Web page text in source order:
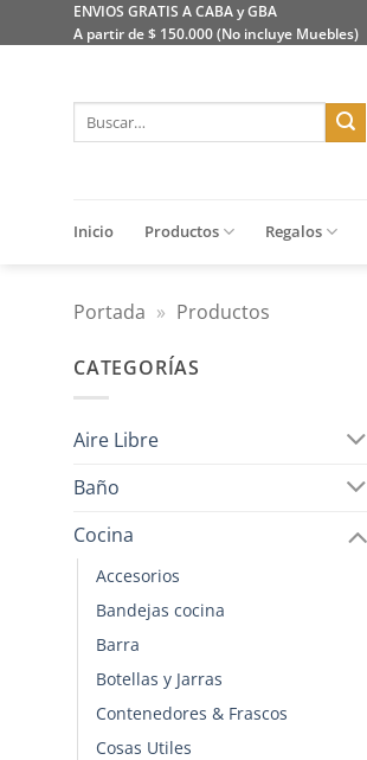
al
ENVIOS GRATIS A CABA y GBA
A partir de $ 150.000 (No incluye Muebles)
Buscar
Inicio Productos Regalos
Portada » Productos
CATEGORÍAS
Aire Libre
Baño
Cocina
Accesorios
Bandejas cocina
Barra
Botellas y Jarras
Contenedores & Frascos
Cosas Utiles